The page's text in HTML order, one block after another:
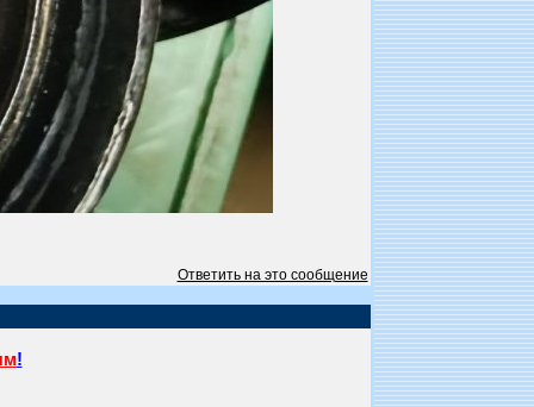
Ответить на это сообщение
!